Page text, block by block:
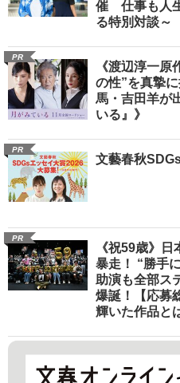
催 仕事も人
る特別対談～
PR
《渡辺淳一
の性”を真摯
馬・吉田羊が
いる』》
PR
文藝春秋
PR
《祝59歳》
暴走！ “勝手
助演も全部ス
爆誕！【応募
輝いた作品と